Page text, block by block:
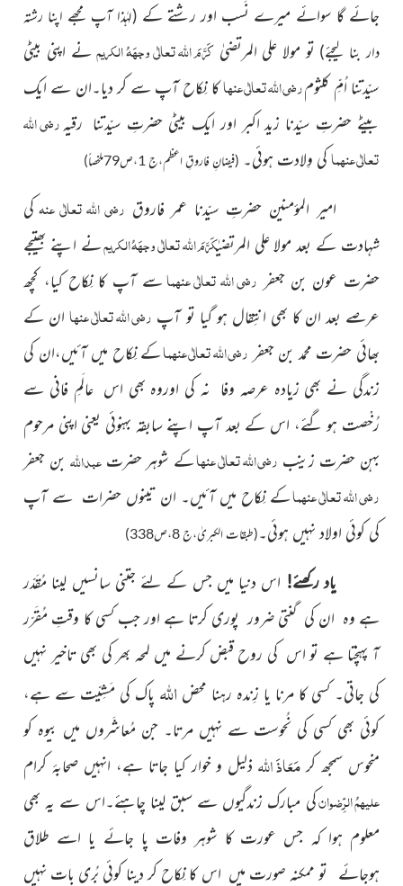
جائے گا سوائے میرے نَسب اور رشتے کے (لہٰذا آپ مجھے اپنا رشتہ
دار بنا لیجئے) تو مولا علی المرتضیٰ کَرَّمَ اللہ تعالٰی وجہَہُ الکریمنے اپنی بیٹی
سیّدتنا اُمِّ کلثومرضی اللہ تعالٰی عنہاکا نِکاح آپ سے کر دیا۔ان سے ایک
بیٹے حضرتِ سیّدنا زید اکبر اور ایک بیٹی حضرتِ سیّدتنا رقیہرضی اللہ
تعالٰی عنہماکی وِلادت ہوئی۔ (فیضانِ فاروقِ اعظم،ج 1،ص79ملخصاً)
امیر المؤمنین حضرتِ سیّدنا عمر فاروق رضی اللہ تعالٰی عنہکی
شہادت کے بعد مولا علی المرتضیٰکَرَّمَ اللہ تعالٰی وجہَہُ الکریمنے اپنے بھتیجے
حضرت عون بن جعفر رضی اللہ تعالٰی عنہماسے آپ کا نِکاح کیا، کچھ
عرصے بعد ان کا بھی انتِقال ہو گیا تو آپ رضی اللہ تعالٰی عنہا ان کے
بھائی حضرت محمد بن جعفر رضی اللہ تعالٰی عنہماکے نِکاح میں آئیں،ان کی
زندگی نے بھی زیادہ عرصہ وفا نہ کی اوروہ بھی اس عالَمِ فانی سے
رُخْصت ہو گئے، اس کے بعد آپ اپنے سابقہ بہنوئی یعنی اپنی مرحوم
بہن حضرت زینب رضی اللہ تعالٰی عنہاکے شوہر حضرتعبداللہ بن جعفر
رضی اللہ تعالٰی عنہماکے نِکاح میں آئیں۔ ان تینوں حضرات سے آپ
کی کوئی اولاد نہیں ہوئی۔(طبقات الکبریٰ،ج 8،ص338)
یاد رکھئے! اس دنیا میں جس کے لئے جتنی سانسیں لینا مُقَدّر
ہے وہ ان کی گنتی ضرور پوری کرتا ہے اور جب کسی کا وقتِ مُقَرّر
آ پہنچتا ہے تو اس کی روح قبض کرنے میں لمحہ بھر کی بھی تاخیر نہیں
کی جاتی۔ کسی کا مرنا یا زِندہ رہنا محض اللہ پاک کی مَشِیّت سے ہے،
کوئی بھی کسی کی نُحوست سے نہیں مرتا۔ جن مُعاشَروں میں بیوہ کو
منحوس سمجھ کر مَعَاذَ اللہذلیل و خوار کیا جاتا ہے، انہیں صحابۂ کرام
علیہمُ الرِّضوانکی مبارک زندگیوں سے سبق لینا چاہئے۔اس سے یہ بھی
معلوم ہوا کہ جس عورت کا شوہر وفات پا جائے یا اسے طلاق
ہوجائے تو ممکنہ صورت میں اس کا نِکاح کر دینا کوئی بُری بات نہیں